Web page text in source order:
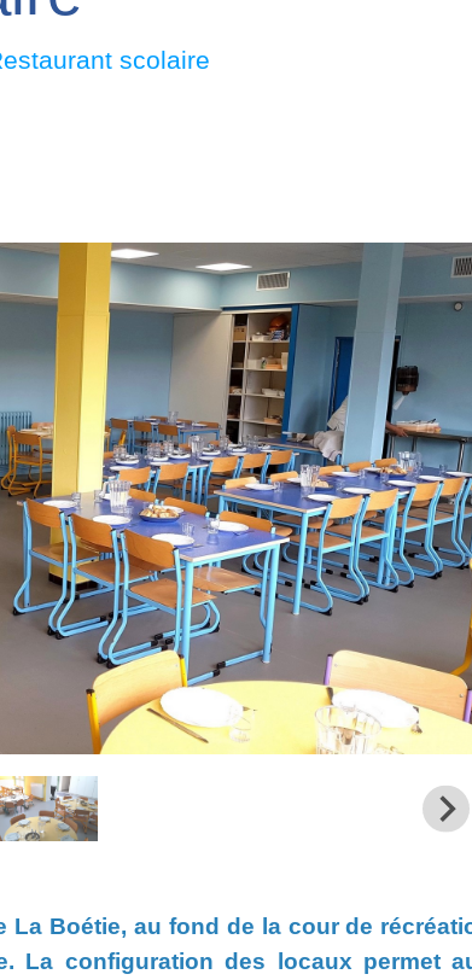
scolaire
Boétie, au fond de la cour de
La configuration des locaux permet